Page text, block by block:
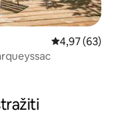
Prosječna
4,97 (63)